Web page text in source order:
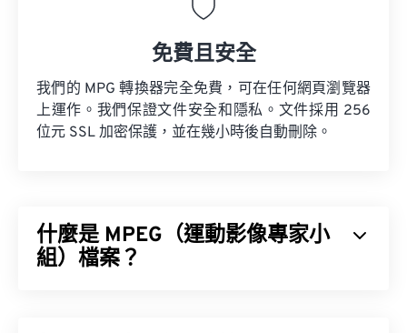
免費且安全
我們的 MPG 轉換器完全免費，可在任何網頁瀏覽器
上運作。我們保證文件安全和隱私。文件採用 256
位元 SSL 加密保護，並在幾小時後自動刪除。
什麼是 MPEG（運動影像專家小
組）檔案？